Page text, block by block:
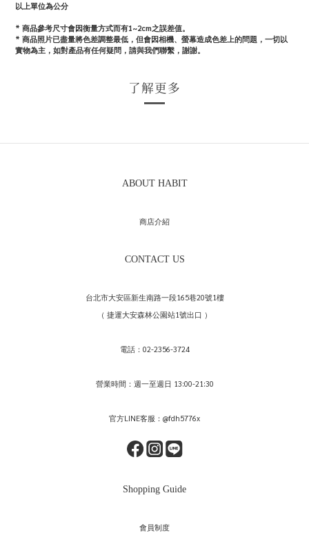
以上單位為公分
* 商品參考尺寸會因衡量方式而有1~2cm之誤差值。
* 商品照片已盡量將色差調整最低，但會因相機、螢幕造成色差上的問題，一切以
實物為主，如對產品有任何疑問，請與我們聯繫，謝謝。
了解更多
ABOUT HABIT
商店介紹
CONTACT US
台北市大安區新生南路一段165巷20號1樓
（ 捷運大安森林公園站1號出口 ）
電話：02-2356-3724
營業時間：週一至週日 13:00-21:30
官方LINE客服：@fdh5776x
Shopping Guide
會員制度